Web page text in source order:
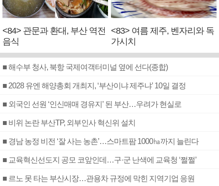
<84> 관문과 환대, 부산 역전
음식
<83> 여름 제주, 벤자리와 독
가시치
■ 해수부 청사, 북항 국제여객터미널 옆에 선다(종합)
■ 2028 유엔 해양총회 개최지, ‘부산이냐 제주냐’ 10일 결정
■ 외국인 선원 ‘인신매매 경유지’ 된 부산…우려가 현실로
■ 비위 논란 부산TP, 외부인사 혁신위 설치
■ 경남 농정 비전 ‘잘 사는 농촌’…스마트팜 1000㏊까지 늘린다
■ 교육혁신선도지 공모 코앞인데…구·군 난색에 교육청 ‘쩔쩔’
■ 르노 못 타는 부산시장…관용차 규정에 막힌 지역기업 응원